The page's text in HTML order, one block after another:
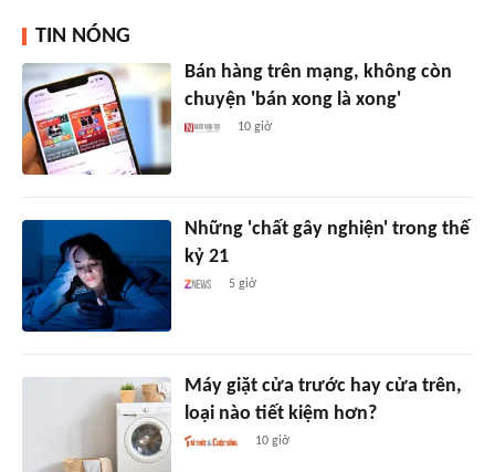
TIN NÓNG
Bán hàng trên mạng, không còn
chuyện 'bán xong là xong'
10 giờ
Những 'chất gây nghiện' trong thế
kỷ 21
5 giờ
Máy giặt cửa trước hay cửa trên,
loại nào tiết kiệm hơn?
10 giờ